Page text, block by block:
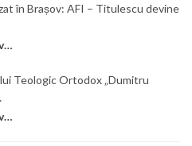
în Brașov: AFI – Titulescu devine
Gazeta Brasovului
Teologic Ortodox „Dumitru
Gazeta Brasovului